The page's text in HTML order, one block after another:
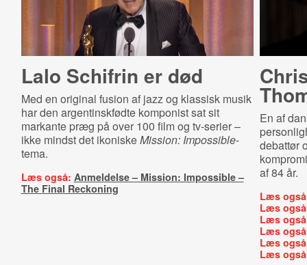
Lalo Schifrin er død
Med en original fusion af jazz og klassisk musik
har den argentinskfødte komponist sat sit
markante præg på over 100 film og tv-serier –
ikke mindst det ikoniskeMission: Impossible-
tema.
Læs også: Anmeldelse – Mission: Impossible –
The Final Reckoning
En af
debattør
af 84 år.
Læs
Læs
Læs
Læs
Læs
Læs